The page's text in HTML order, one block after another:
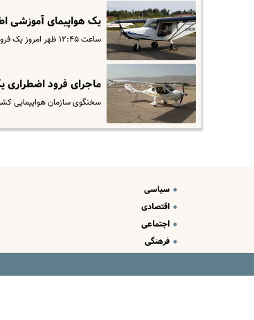
یک هواپیمای آموزشی
ساعت ۱۲:۴۵ ظهر امروز یک فروند هواپیمای آموزشی که از فرودگاه آزادی شهرستان نظرآباد برخاسته بود، دچار سانحه شده و با…
ماجرای فرود اضطراری
سخنگوی سازمان هواپیمایی
سیاسی
اقتصادی
اجتماعی
فرهنگی